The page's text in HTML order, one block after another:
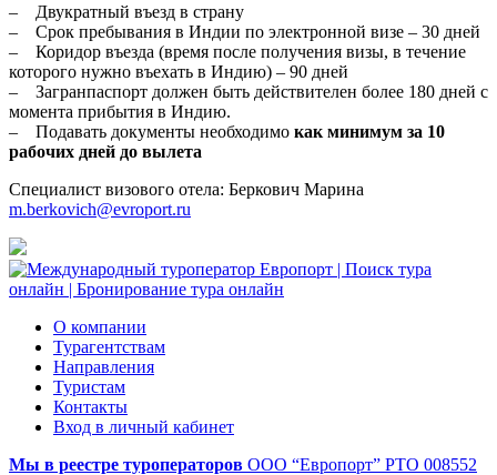
– Двукратный въезд в страну
– Срок пребывания в Индии по электронной визе – 30 дней
– Коридор въезда (время после получения визы, в течение
которого нужно въехать в Индию) – 90 дней
– Загранпаспорт должен быть действителен более 180 дней с
момента прибытия в Индию.
– Подавать документы необходимо как минимум за 10
рабочих дней до вылета
Cпециалист визового отела: Беркович Марина
m.berkovich@evroport.ru
О компании
Турагентствам
Направления
Туристам
Контакты
Вход в личный кабинет
Мы в реестре туроператоров ООО “Европорт” РТО 008552